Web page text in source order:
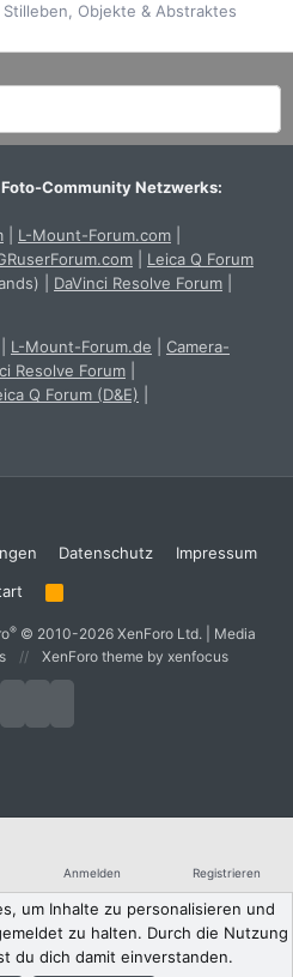
Stilleben, Objekte & Abstraktes
Community Netzwerks:
L-Mount-Forum.com
Leica Q Forum
DaVinci Resolve Forum
L-Mount-Forum.de
Camera-
Resolve Forum
Q Forum (D&E)
Datenschutz
Impressum
R
® © 2010-2026 XenForo Ltd.
Media
XenForo theme by xenfocus
Anmelden Registrieren
um Inhalte zu personalisieren und
zu halten. Durch die Nutzung
du dich damit einverstanden.